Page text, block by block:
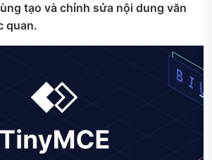
tạo và chỉnh sửa nội dung văn
quan.